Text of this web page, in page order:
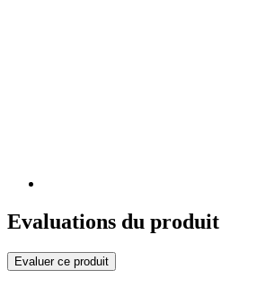
Evaluations du produit
Evaluer ce produit